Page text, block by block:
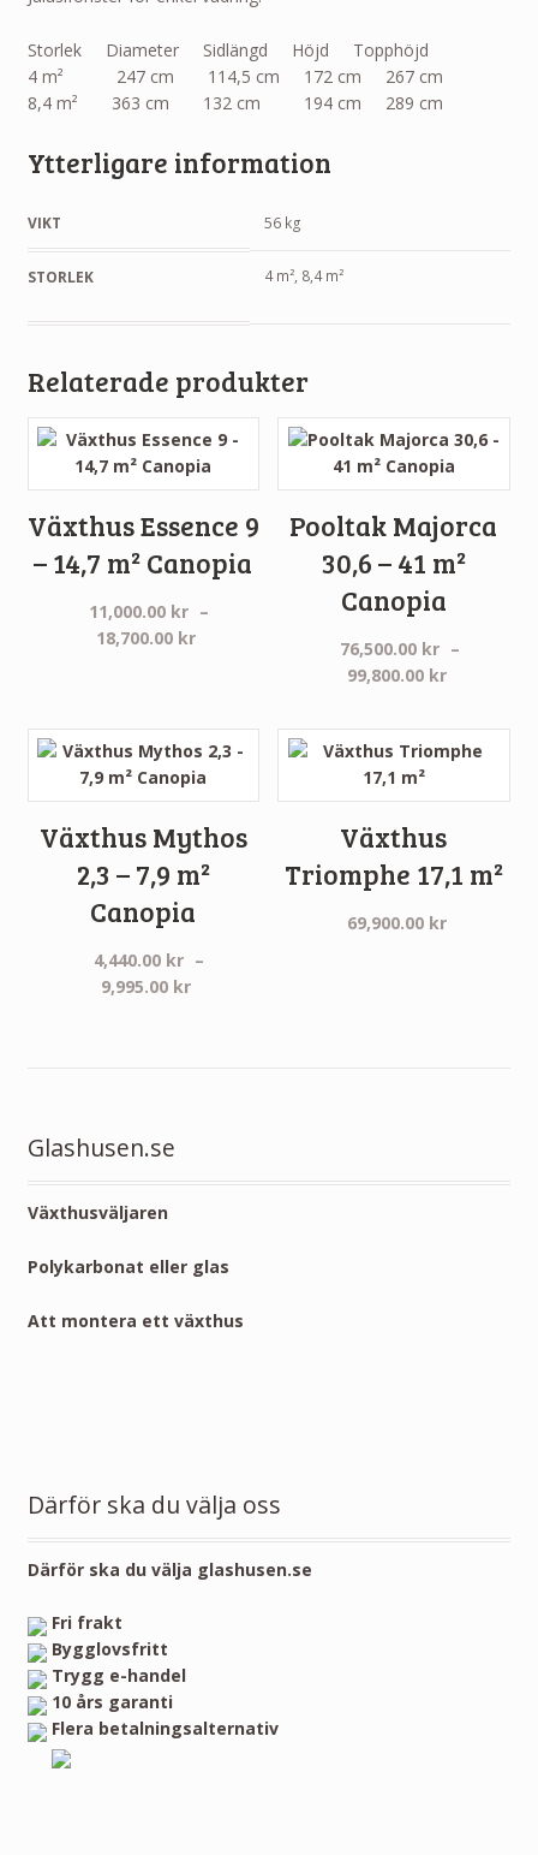
Storlek Diameter Sidlängd Höjd Topphöjd
4 m² 247 cm 114,5 cm 172 cm 267 cm
8,4 m² 363 cm 132 cm 194 cm 289 cm
Ytterligare information
VIKT 56 kg
STORLEK 4 m², 8,4 m²
Relaterade produkter
Växthus Essence 9
– 14,7 m² Canopia
11,000.00 kr –
18,700.00 kr
Pooltak Majorca
30,6 – 41 m²
Canopia
76,500.00 kr –
99,800.00 kr
till
99,800.00
Växthus Mythos
2,3 – 7,9 m²
Canopia
4,440.00 kr –
9,995.00 kr
9,995.00 kr
Växthus
Triomphe 17,1 m²
69,900.00 kr
Glashusen.se
Växthusväljaren
Polykarbonat eller glas
Att montera ett växthus
Därför ska du välja oss
Därför ska du välja glashusen.se
Fri frakt
Bygglovsfritt
Trygg e-handel
10 års garanti
Flera betalningsalternativ